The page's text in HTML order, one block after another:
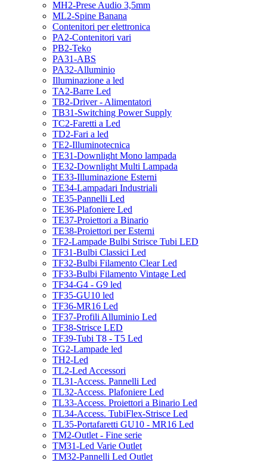
MH2-Prese Audio 3,5mm
ML2-Spine Banana
Contenitori per elettronica
PA2-Contenitori vari
PB2-Teko
PA31-ABS
PA32-Alluminio
Illuminazione a led
TA2-Barre Led
TB2-Driver - Alimentatori
TB31-Switching Power Supply
TC2-Faretti a Led
TD2-Fari a led
TE2-Illuminotecnica
TE31-Downlight Mono lampada
TE32-Downlight Multi Lampada
TE33-Illuminazione Esterni
TE34-Lampadari Industriali
TE35-Pannelli Led
TE36-Plafoniere Led
TE37-Proiettori a Binario
TE38-Proiettori per Esterni
TF2-Lampade Bulbi Strisce Tubi LED
TF31-Bulbi Classici Led
TF32-Bulbi Filamento Clear Led
TF33-Bulbi Filamento Vintage Led
TF34-G4 - G9 led
TF35-GU10 led
TF36-MR16 Led
TF37-Profili Alluminio Led
TF38-Strisce LED
TF39-Tubi T8 - T5 Led
TG2-Lampade led
TH2-Led
TL2-Led Accessori
TL31-Access. Pannelli Led
TL32-Access. Plafoniere Led
TL33-Access. Proiettori a Binario Led
TL34-Access. TubiFlex-Strisce Led
TL35-Portafaretti GU10 - MR16 Led
TM2-Outlet - Fine serie
TM31-Led Varie Outlet
TM32-Pannelli Led Outlet